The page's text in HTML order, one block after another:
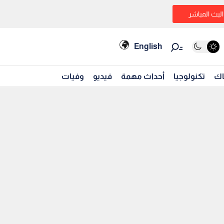
البث المباشر
English
تكنولوجيا أحداث مهمة فيديو وفيات